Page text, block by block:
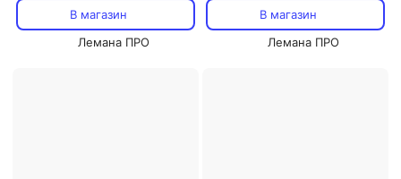
В магазин
Лемана ПРО
В магазин
Лемана ПРО